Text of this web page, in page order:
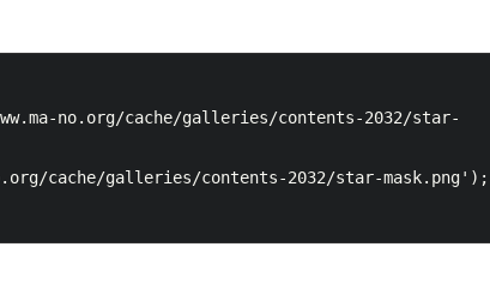
no.org/cache/galleries/contents-2032/star-
cache/galleries/contents-2032/star-mask.png');